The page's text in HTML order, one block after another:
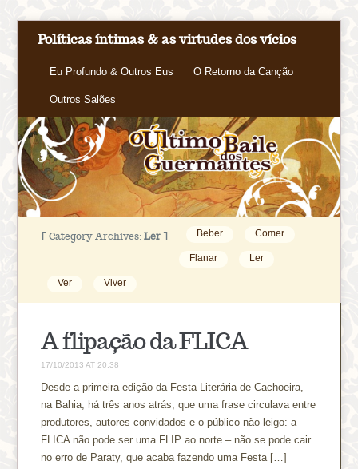
Políticas íntimas & as virtudes dos vícios
Eu Profundo & Outros Eus O Retorno da Canção
Outros Salões
[ Category Archives:Ler ] Beber Comer
Flanar Ler
Ver Viver
A flipação da FLICA
17/10/2013 AT 20:38
Desde a primeira edição da Festa Literária de Cachoeira,
na Bahia, há três anos atrás, que uma frase circulava entre
produtores, autores convidados e o público não-leigo: a
FLICA não pode ser uma FLIP ao norte – não se pode cair
no erro de Paraty, que acaba fazendo uma Festa […]